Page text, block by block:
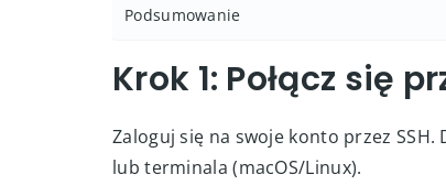
Spis treści
Krok 2: Pobierz Composera
Krok 3: Utwórz nowy projekt
Krok 4: Utwórz dowiązanie symboliczne
Jak uruchamiać polecenia Composera?
Podsumowanie